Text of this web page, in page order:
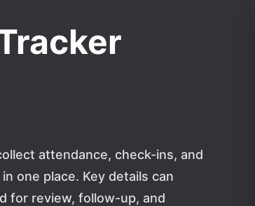
attendance, check-ins, and
one place. Key details can
for review, follow-up, and